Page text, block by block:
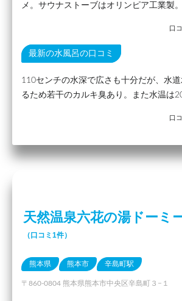
メ。サウナストーブはオリンピア工業製。
口
最新の水風呂の口コミ
110センチの水深で広さも十分だが、水
るため若干のカルキ臭あり。また水温は
口
天然温泉六花の湯ドーミ
（口コミ1件）
熊本県 熊本市 辛島町駅
〒860-0804 熊本県熊本市中央区辛島町３−１